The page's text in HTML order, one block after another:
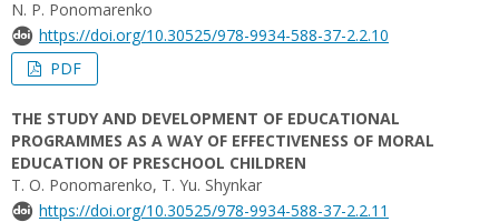
N. P. Ponomarenko
https://doi.org/10.30525/978-9934-588-37-2.2.10
PDF
THE STUDY AND DEVELOPMENT OF EDUCATIONAL
PROGRAMMES AS A WAY OF EFFECTIVENESS OF MORAL
EDUCATION OF PRESCHOOL CHILDREN
T. O. Ponomarenko, T. Yu. Shynkar
https://doi.org/10.30525/978-9934-588-37-2.2.11